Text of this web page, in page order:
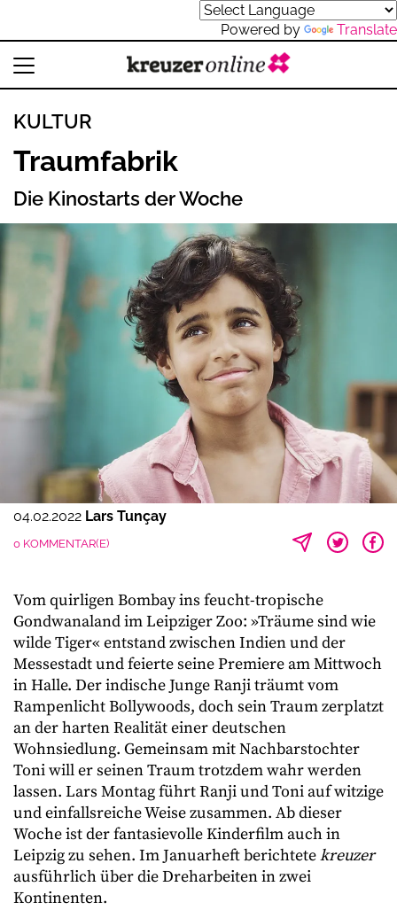
Powered by Translate
KULTUR
Traumfabrik
Die Kinostarts der Woche
04.02.2022 Lars Tunçay
0 KOMMENTAR(E)
Vom quirligen Bombay ins feucht-tropische
Gondwanaland im Leipziger Zoo: »Träume sind wie
wilde Tiger« entstand zwischen Indien und der
Messestadt und feierte seine Premiere am Mittwoch
in Halle. Der indische Junge Ranji träumt vom
Rampenlicht Bollywoods, doch sein Traum zerplatzt
an der harten Realität einer deutschen
Wohnsiedlung. Gemeinsam mit Nachbarstochter
Toni will er seinen Traum trotzdem wahr werden
lassen. Lars Montag führt Ranji und Toni auf witzige
und einfallsreiche Weise zusammen. Ab dieser
Woche ist der fantasievolle Kinderfilm auch in
Leipzig zu sehen. Im Januarheft berichtetekreuzer
ausführlich über die Dreharbeiten in zwei
Kontinenten.